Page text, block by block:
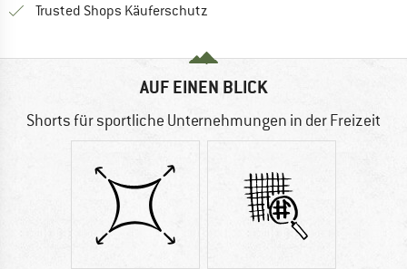
Trusted Shops Käuferschutz
AUF EINEN BLICK
Shorts für sportliche Unternehmungen in der Freizeit